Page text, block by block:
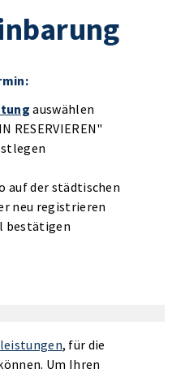
auswählen
RESERVIEREN"
auf der städtischen
neu registrieren
bestätigen
, für die
Um Ihren